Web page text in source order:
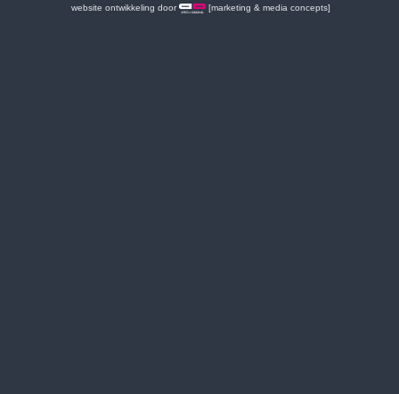
website ontwikkeling door
[marketing & media concepts]